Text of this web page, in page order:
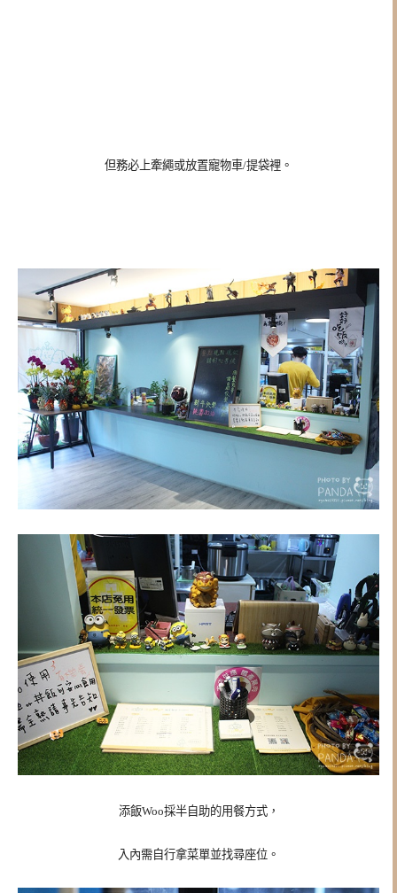
但務必上牽繩或放置寵物車/提袋裡。
添飯Woo採半自助的用餐方式，
入內需自行拿菜單並找尋座位。